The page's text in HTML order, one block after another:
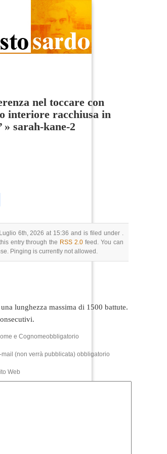
nel toccare con
interiore racchiusa in
» sarah-kane-2
6th, 2026 at 15:36 and is filed under .
entry through the RSS 2.0 feed. You can
Pinging is currently not allowed.
lunghezza massima di 1500 battute.
e Cognomeobbligatorio
mail (non verrà pubblicata) obbligatorio
Web